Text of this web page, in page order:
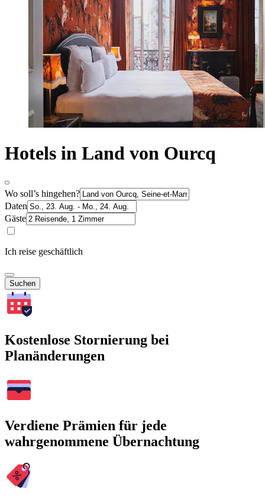
Hotels in Land von Ourcq
Wo soll’s hingehen?
Daten
Gäste
Ich reise geschäftlich
Suchen
Kostenlose Stornierung bei
Planänderungen
Verdiene Prämien für jede
wahrgenommene Übernachtung